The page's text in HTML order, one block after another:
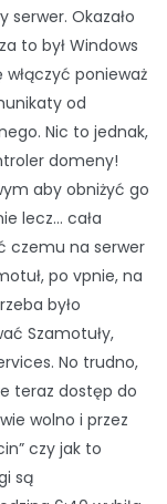
serwer. Okazało
to był Windows
włączyć ponieważ
od
Nic to jednak,
domeny!
aby obniżyć go
lecz… cała
czemu na serwer
po vpnie, na
było
Szamotuły,
No trudno,
teraz dostęp do
wolno i przez
czy jak to
są